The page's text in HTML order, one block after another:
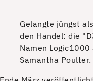
Gelangte jüngst
den Handel: die
Namen
Samantha Poulter.